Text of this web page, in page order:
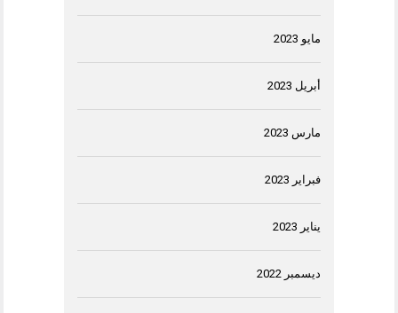
مايو 2023
أبريل 2023
مارس 2023
فبراير 2023
يناير 2023
ديسمبر 2022